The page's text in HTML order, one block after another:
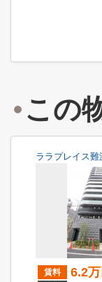
この
ララプレイス
賃料 6.2万